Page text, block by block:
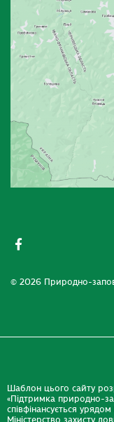
© 2026 Природно-
Шаблон цього сайту
«Підтримка природно-
співфінансується
Міністерство захисту